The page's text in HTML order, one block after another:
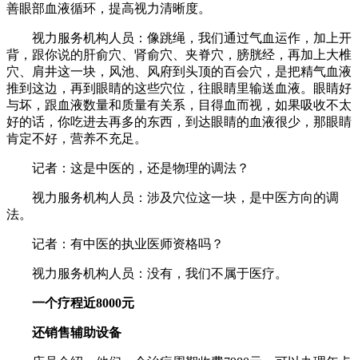
善眼部血液循环，提高视力清晰度。
视力服务机构人员：像跳绳，我们通过气血运作，加上开
背，跟你说的肝俞穴、肾俞穴、夹脊穴，膀胱经，再加上大椎
穴、肩井这一块，风池、风府到头顶的百会穴，是把精气血液
推到这边，再到眼睛的这些穴位，往眼睛里输送血液。眼睛好
与坏，跟血液数量和质量有关系，目得血而视，如果吸收不太
好的话，你吃进去再多的东西，到达眼睛的血液很少，那眼睛
肯定不好，营养不充足。
记者：这是中医的，还是物理的调法？
视力服务机构人员：涉及穴位这一块，是中医方向的调
法。
记者：有中医的执业医师资格吗？
视力服务机构人员：没有，我们不属于医疗。
一个疗程近8000元
还销售辅助设备